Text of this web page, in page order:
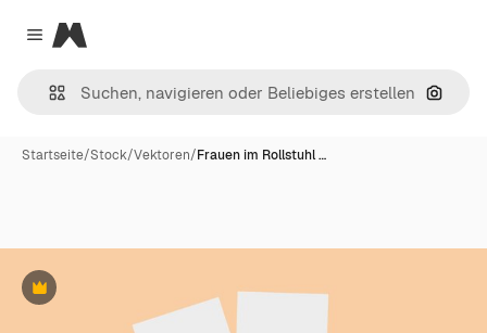
Close menu
Magnific
Nach
Startseite/Stock/Vektoren/Frauen im Rollstuhl …
Premium